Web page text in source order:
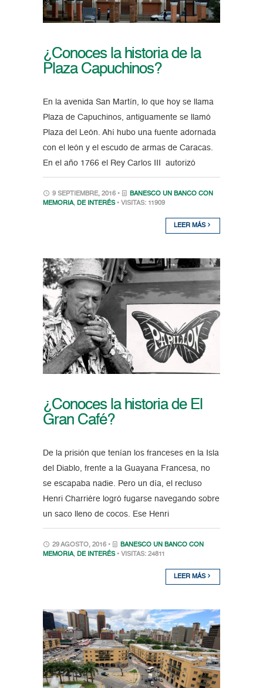
¿Conoces la historia de la
Plaza Capuchinos?
En la avenida San Martín, lo que hoy se llama
Plaza de Capuchinos, antiguamente se llamó
Plaza del León. Ahí hubo una fuente adornada
con el león y el escudo de armas de Caracas.
En el año 1766 el Rey Carlos III autorizó
9 SEPTIEMBRE, 2016 •
BANESCO UN BANCO CON
MEMORIA, DE INTERÉS • VISITAS: 11909
LEER MÁS
¿Conoces la historia de El
Gran Café?
De la prisión que tenían los franceses en la Isla
del Diablo, frente a la Guayana Francesa, no
se escapaba nadie. Pero un día, el recluso
Henri Charriére logró fugarse navegando sobre
un saco lleno de cocos. Ese Henri
29 AGOSTO, 2016 •
BANESCO UN BANCO CON
MEMORIA, DE INTERÉS • VISITAS: 24811
LEER MÁS